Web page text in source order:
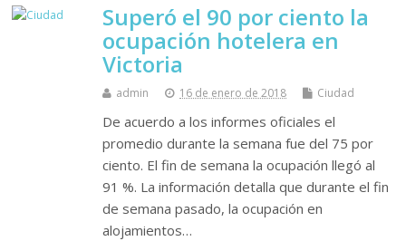
Superó el 90 por ciento la
ocupación hotelera en
Victoria
admin 16 de enero de 2018 Ciudad
De acuerdo a los informes oficiales el
promedio durante la semana fue del 75 por
ciento. El fin de semana la ocupación llegó al
91 %. La información detalla que durante el fin
de semana pasado, la ocupación en
alojamientos…